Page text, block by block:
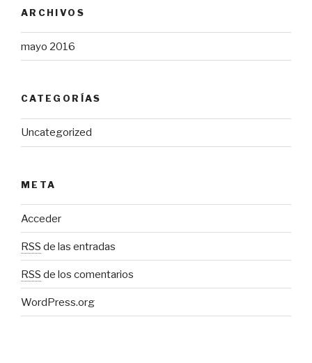
ARCHIVOS
mayo 2016
CATEGORÍAS
Uncategorized
META
Acceder
RSS de las entradas
RSS de los comentarios
WordPress.org